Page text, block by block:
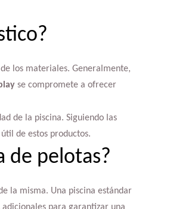
los materiales. Generalmente,
se compromete a ofrecer
de la piscina. Siguiendo las
de estos productos.
de pelotas?
la misma. Una piscina estándar